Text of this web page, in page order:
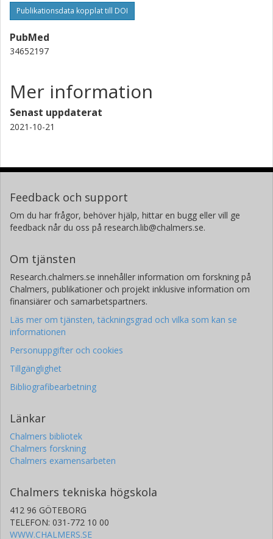
Publikationsdata kopplat till DOI
PubMed
34652197
Mer information
Senast uppdaterat
2021-10-21
Feedback och support
Om du har frågor, behöver hjälp, hittar en bugg eller vill ge
feedback når du oss på research.lib@chalmers.se.
Om tjänsten
Research.chalmers.se innehåller information om forskning på
Chalmers, publikationer och projekt inklusive information om
finansiärer och samarbetspartners.
Läs mer om tjänsten, täckningsgrad och vilka som kan se
informationen
Personuppgifter och cookies
Tillgänglighet
Bibliografibearbetning
Länkar
Chalmers bibliotek
Chalmers forskning
Chalmers examensarbeten
Chalmers tekniska högskola
412 96 GÖTEBORG
TELEFON: 031-772 10 00
WWW.CHALMERS.SE